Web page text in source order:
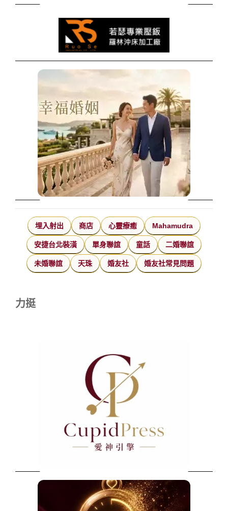
埋入射出 商店 心靈療癒 Mahamudra
安捷台北裝潢 單身聯誼 童話 二婚聯誼
未婚聯誼 天珠 婚友社 婚友社常見問題
力挺